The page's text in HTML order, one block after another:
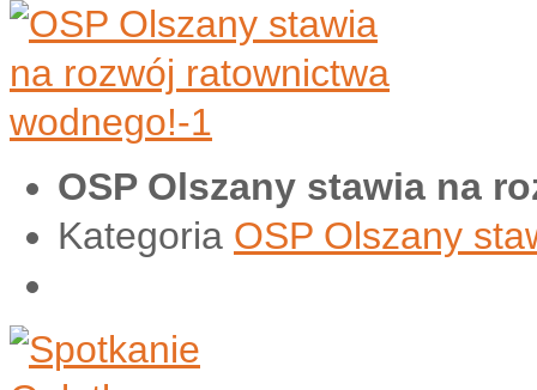
OSP Olszany stawia na
Kategoria OSP Olszany